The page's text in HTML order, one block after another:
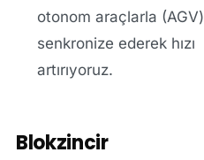
otonom araçlarla (AGV)
senkronize ederek hızı
artırıyoruz.
Blokzincir